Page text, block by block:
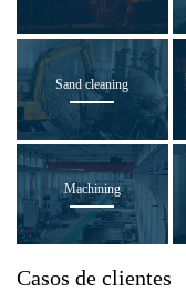
Sand cleaning
Machining
Casos de clientes